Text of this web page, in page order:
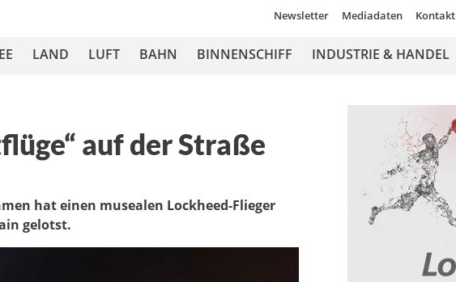
Newsletter Mediadaten Kontakt
LAND LUFT BAHN BINNENSCHIFF INDUSTRIE & HANDEL
auf der Straße
hat einen musealen Lockheed-Flieger
gelotst.